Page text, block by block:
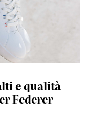
e qualità
Federer